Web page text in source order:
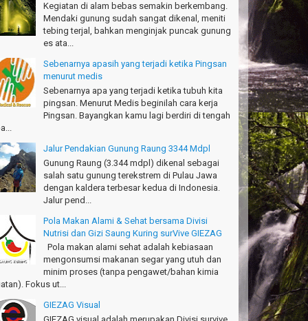
Kegiatan di alam bebas semakin berkembang.
Mendaki gunung sudah sangat dikenal, meniti
tebing terjal, bahkan menginjak puncak gunung
es ata...
Sebenarnya apasih yang terjadi ketika Pingsan
menurut medis
Sebenarnya apa yang terjadi ketika tubuh kita
pingsan. Menurut Medis beginilah cara kerja
Pingsan. Bayangkan kamu lagi berdiri di tengah
Jalur Pendakian Gunung Raung 3344 Mdpl
Gunung Raung (3.344 mdpl) dikenal sebagai
salah satu gunung terekstrem di Pulau Jawa
dengan kaldera terbesar kedua di Indonesia.
Jalur pend...
Pola Makan Alami & Sehat bersama Divisi
Nutrisi dan Gizi Saung Kuring surVive GIEZAG
Pola makan alami sehat adalah kebiasaan
mengonsumsi makanan segar yang utuh dan
minim proses (tanpa pengawet/bahan kimia
Fokus ut...
GIEZAG Visual